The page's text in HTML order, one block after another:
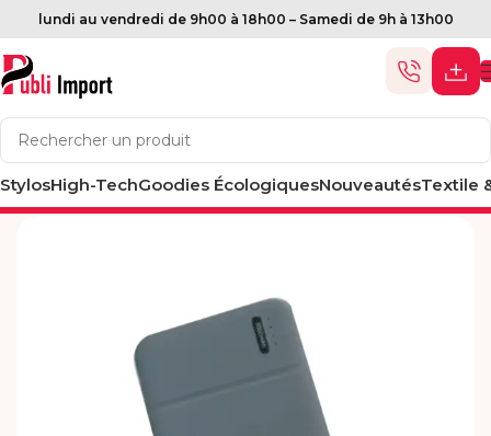
lundi au vendredi de 9h00 à 18h00 – Samedi de 9h à 13h00
StylosHigh-TechGoodies ÉcologiquesNouveautésTextile
Accueil High-Tech Power Bank